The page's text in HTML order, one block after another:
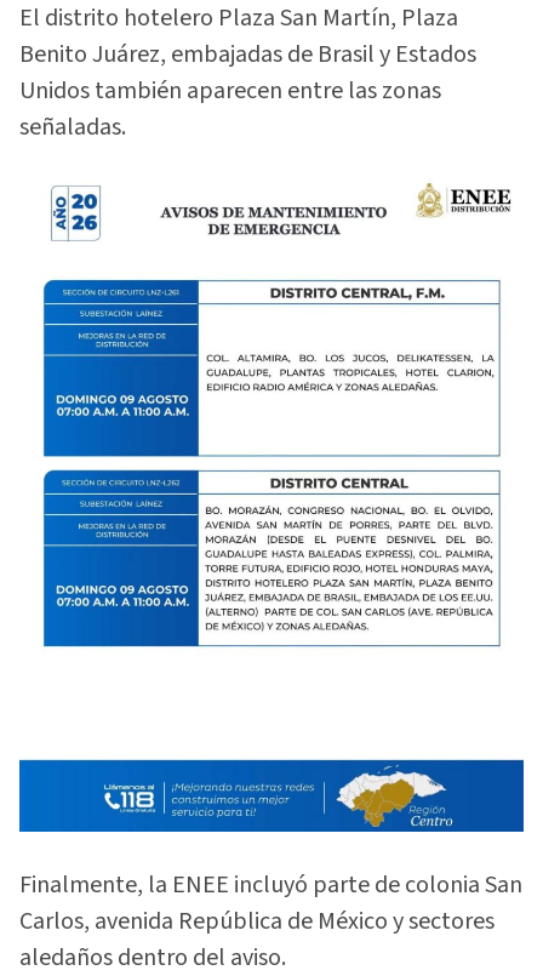
El distrito hotelero Plaza San Martín, Plaza
Benito Juárez, embajadas de Brasil y Estados
Unidos también aparecen entre las zonas
señaladas.
Finalmente, la ENEE incluyó parte de colonia San
Carlos, avenida República de México y sectores
aledaños dentro del aviso.